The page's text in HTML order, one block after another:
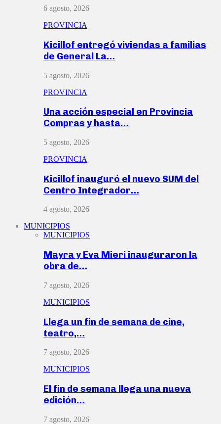
6 agosto, 2026
PROVINCIA
Kicillof entregó viviendas a familias
de General La…
5 agosto, 2026
PROVINCIA
Una acción especial en Provincia
Compras y hasta…
5 agosto, 2026
PROVINCIA
Kicillof inauguró el nuevo SUM del
Centro Integrador…
4 agosto, 2026
MUNICIPIOS
MUNICIPIOS
Mayra y Eva Mieri inauguraron la
obra de…
7 agosto, 2026
MUNICIPIOS
Llega un fin de semana de cine,
teatro,…
7 agosto, 2026
MUNICIPIOS
El fin de semana llega una nueva
edición…
7 agosto, 2026